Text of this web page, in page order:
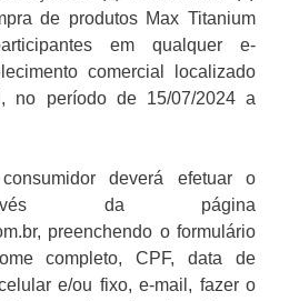
de produtos Max Titanium
em qualquer e-
comercial localizado
no período de 15/07/2024 a
deverá efetuar o
da página
preenchendo o formulário
completo, CPF, data de
e/ou fixo, e-mail, fazer o